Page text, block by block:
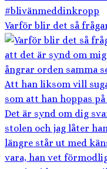
Varför blir det så